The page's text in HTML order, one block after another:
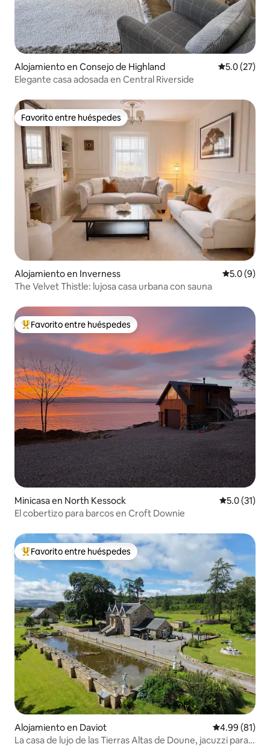
Alojamiento en Consejo de Highland Calificación
5.0 (27)
Elegante casa adosada en Central Riverside
Favorito entre huéspedes
Favorito entre huéspedes
Alojamiento en Inverness
5.0 (9)
The Velvet Thistle: lujosa casa urbana con sauna
Favorito entre huéspedes preferido
Favorito entre huéspedes
Minicasa en North Kessock Calificación
5.0 (31)
El cobertizo para barcos en Croft Downie
Favorito entre huéspedes preferido
Favorito entre huéspedes
Alojamiento en Daviot Calificación
4.99 (81)
La casa de lujo de las Tierras Altas de Doune, jacuzzi para